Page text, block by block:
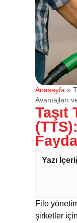
Anasayfa »
Avantajları
Taşıt
Yazı
Filo
şirketler